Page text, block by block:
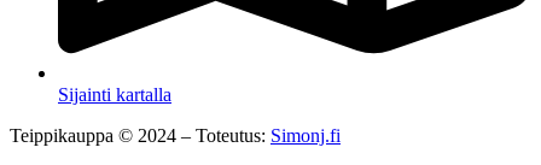
Sijainti kartalla
Teippikauppa © 2024 – Toteutus: Simonj.fi